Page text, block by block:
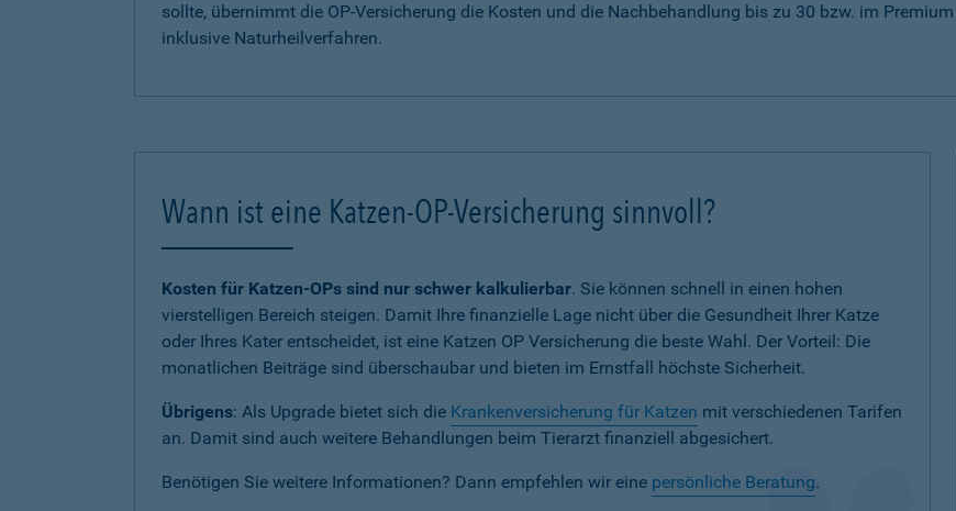
sollte, übernimmt die OP-Versicherung die Kosten und die Nachbehandlung bis zu 30 bzw. im
inklusive Naturheilverfahren.
Wann ist eine Katzen-OP-Versicherung sinnvoll?
Kosten für Katzen-OPs sind nur schwer kalkulierbar. Sie können schnell in einen hohen
vierstelligen Bereich steigen. Damit Ihre finanzielle Lage nicht über die Gesundheit Ihrer Katze
oder Ihres Kater entscheidet, ist eine Katzen OP Versicherung die beste Wahl. Der Vorteil: Die
monatlichen Beiträge sind überschaubar und bieten im Ernstfall höchste Sicherheit.
Übrigens: Als Upgrade bietet sich die Krankenversicherung für Katzen mit verschiedenen Tarifen
an. Damit sind auch weitere Behandlungen beim Tierarzt finanziell abgesichert.
Benötigen Sie weitere Informationen? Dann empfehlen wir eine persönliche Beratung.